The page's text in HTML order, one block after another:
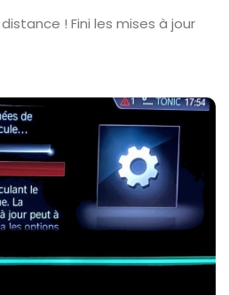
! Fini les mises à jour